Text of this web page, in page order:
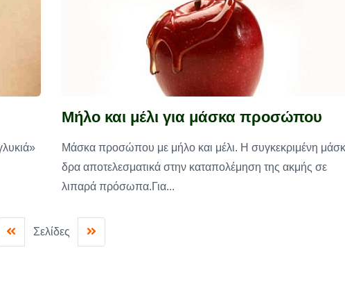
Μήλο και μέλι για μάσκα προσώπου
Μάσκα προσώπου με μήλο και μέλι. Η συγκεκριμένη
δρα αποτελεσματικά στην καταπολέμηση της ακμής σε
λιπαρά πρόσωπα.Για...
Σελίδες